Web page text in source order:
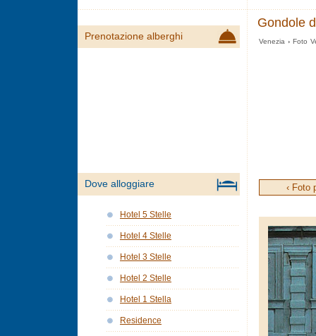
Gondole
Venezia ›Foto
‹ Foto
Prenotazione alberghi
Dove alloggiare
Hotel 5 Stelle
Hotel 4 Stelle
Hotel 3 Stelle
Hotel 2 Stelle
Hotel 1 Stella
Residence